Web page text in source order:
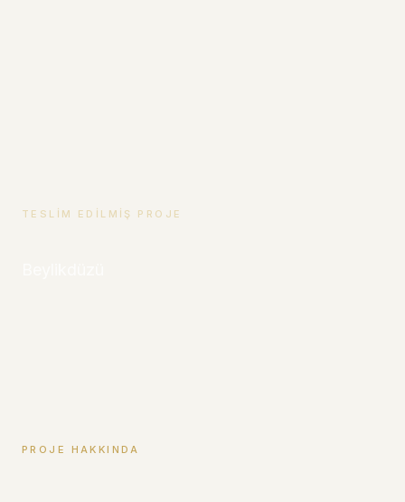
TESLIM EDILMIŞ PROJE
PROJE HAKKINDA